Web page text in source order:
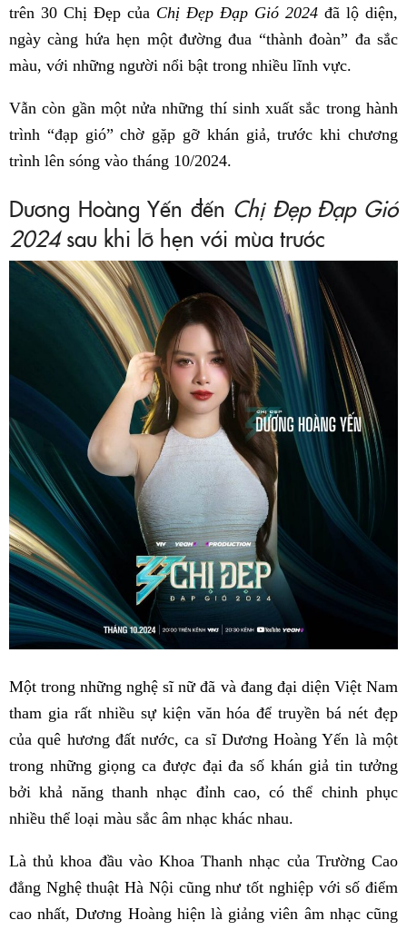
trên 30 Chị Đẹp của Chị Đẹp Đạp Gió 2024 đã lộ diện,
ngày càng hứa hẹn một đường đua “thành đoàn” đa sắc
màu, với những người nổi bật trong nhiều lĩnh vực.
Vẫn còn gần một nửa những thí sinh xuất sắc trong hành
trình “đạp gió” chờ gặp gỡ khán giả, trước khi chương
trình lên sóng vào tháng 10/2024.
Dương Hoàng Yến đến Chị Đẹp Đạp Gió
2024sau khi lỡ hẹn với mùa trước
Một trong những nghệ sĩ nữ đã và đang đại diện Việt Nam
tham gia rất nhiều sự kiện văn hóa để truyền bá nét đẹp
của quê hương đất nước, ca sĩ Dương Hoàng Yến là một
trong những giọng ca được đại đa số khán giả tin tưởng
bởi khả năng thanh nhạc đỉnh cao, có thể chinh phục
nhiều thể loại màu sắc âm nhạc khác nhau.
Là thủ khoa đầu vào Khoa Thanh nhạc của Trường Cao
đẳng Nghệ thuật Hà Nội cũng như tốt nghiệp với số điểm
cao nhất, Dương Hoàng hiện là giảng viên âm nhạc cũng